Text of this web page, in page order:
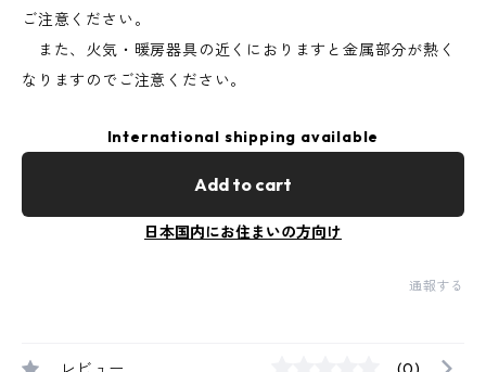
ご注意ください。
また、火気・暖房器具の近くにおりますと金属部分が熱く
なりますのでご注意ください。
International shipping available
Add to cart
日本国内にお住まいの方向け
通報する